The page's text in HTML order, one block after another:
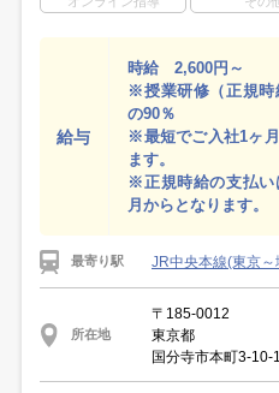
給与
時給 2,600円～
※授業研修（正規時
の90％
※最短でご入社1ヶ
ます。
※正規時給の支払い
月からとなります。
最寄り駅 JR中央本線(東京～
所在地
〒185-0012
東京都
国分寺市本町3-10-